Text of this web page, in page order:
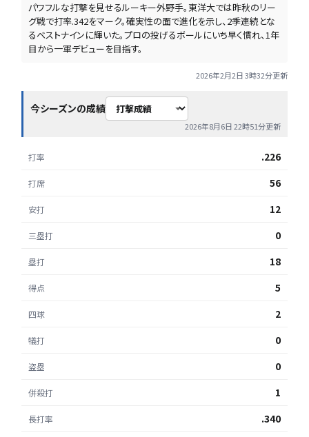
パワフルな打撃を見せるルーキー外野手。東洋大では昨秋のリー
グ戦で打率.342をマーク。確実性の面で進化を示し、2季連続とな
るベストナインに輝いた。プロの投げるボールにいち早く慣れ、1年
目から一軍デビューを目指す。
2026年2月2日 3時32分更新
今シーズンの成績
2026年8月6日 22時51分更新
打率 .226
打席 56
安打 12
三塁打 0
塁打 18
得点 5
四球 2
犠打 0
盗塁 0
併殺打 1
長打率 .340